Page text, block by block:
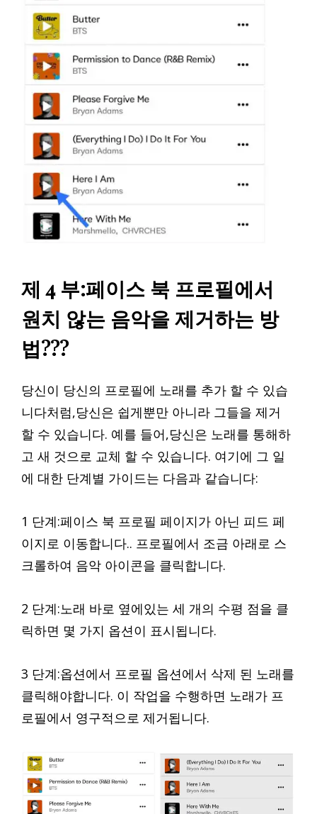
제 4 부:페이스 북 프로필에서
원치 않는 음악을 제거하는 방
법???
당신이 당신의 프로필에 노래를 추가 할 수 있습
니다처럼,당신은 쉽게뿐만 아니라 그들을 제거
할 수 있습니다. 예를 들어,당신은 노래를 통해하
고 새 것으로 교체 할 수 있습니다. 여기에 그 일
에 대한 단계별 가이드는 다음과 같습니다:
1 단계:페이스 북 프로필 페이지가 아닌 피드 페
이지로 이동합니다.. 프로필에서 조금 아래로 스
크롤하여 음악 아이콘을 클릭합니다.
2 단계:노래 바로 옆에있는 세 개의 수평 점을 클
릭하면 몇 가지 옵션이 표시됩니다.
3 단계:옵션에서 프로필 옵션에서 삭제 된 노래를
클릭해야합니다. 이 작업을 수행하면 노래가 프
로필에서 영구적으로 제거됩니다.